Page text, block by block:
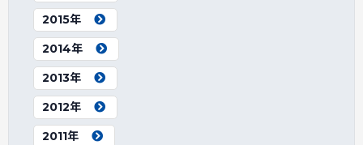
2015年
2014年
2013年
2012年
2011年